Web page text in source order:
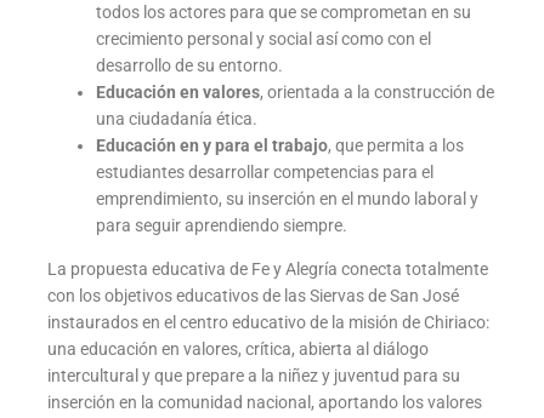
todos los actores para que se comprometan en su
crecimiento personal y social así como con el
desarrollo de su entorno.
Educación en valores, orientada a la construcción de
una ciudadanía ética.
Educación en y para el trabajo, que permita a los
estudiantes desarrollar competencias para el
emprendimiento, su inserción en el mundo laboral y
para seguir aprendiendo siempre.
La propuesta educativa de Fe y Alegría conecta totalmente
con los objetivos educativos de las Siervas de San José
instaurados en el centro educativo de la misión de Chiriaco:
una educación en valores, crítica, abierta al diálogo
intercultural y que prepare a la niñez y juventud para su
inserción en la comunidad nacional, aportando los valores